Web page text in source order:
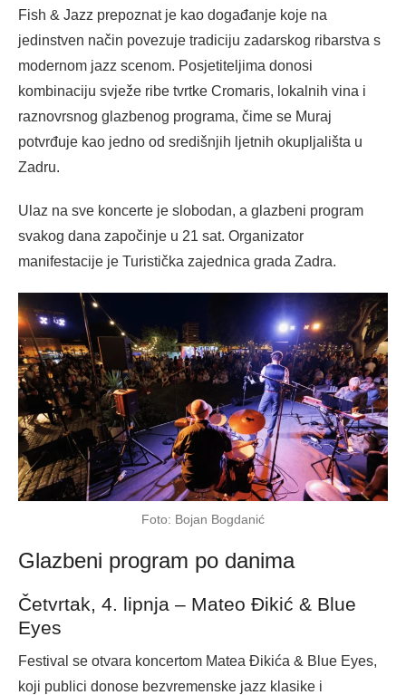
Fish & Jazz prepoznat je kao događanje koje na
jedinstven način povezuje tradiciju zadarskog ribarstva s
modernom jazz scenom. Posjetiteljima donosi
kombinaciju svježe ribe tvrtke Cromaris, lokalnih vina i
raznovrsnog glazbenog programa, čime se Muraj
potvrđuje kao jedno od središnjih ljetnih okupljališta u
Zadru.
Ulaz na sve koncerte je slobodan, a glazbeni program
svakog dana započinje u 21 sat. Organizator
manifestacije je Turistička zajednica grada Zadra.
Foto: Bojan Bogdanić
Glazbeni program po danima
Četvrtak, 4. lipnja – Mateo Đikić & Blue
Eyes
Festival se otvara koncertom Matea Đikića & Blue Eyes,
koji publici donose bezvremenske jazz klasike i